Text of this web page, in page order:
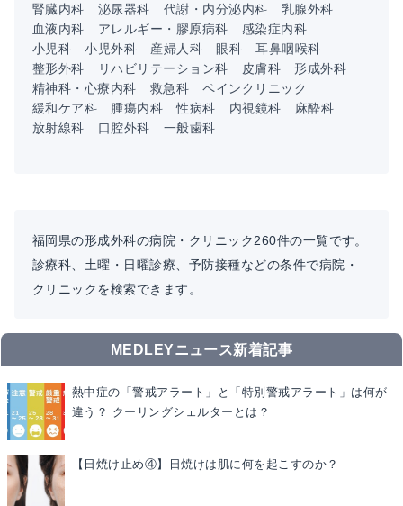
腎臓内科
泌尿器科 代謝・内分泌内科
乳腺外科
血液内科
アレルギー・膠原病科
感染症内科
小児科
小児外科 産婦人科 眼科
耳鼻咽喉科
整形外科
リハビリテーション科 皮膚科
形成外科
精神科・心療内科
救急科
ペインクリニック
緩和ケア科
腫瘍内科 性病科 内視鏡科
麻酔科
放射線科
口腔外科 一般歯科
福岡県の形成外科の病院・クリニック260件の一覧です。
診療科、土曜・日曜診療、予防接種などの条件で病院・
クリニックを検索できます。
MEDLEYニュース新着記事
熱中症の「警戒アラート」と「特別警戒アラート」は何が
違う？ クーリングシェルターとは？
【日焼け止め④】日焼けは肌に何を起こすのか？